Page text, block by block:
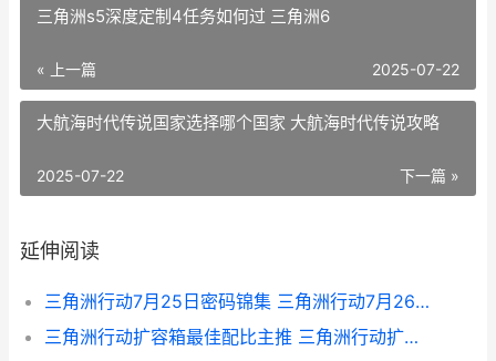
三角洲s5深度定制4任务如何过 三角洲6
« 上一篇 2025-07-22
大航海时代传说国家选择哪个国家 大航海时代传说攻略
下一篇 »
2025-07-22
延伸阅读
三角洲行动7月25日密码锦集 三角洲行动7月26日官方通知
三角洲行动扩容箱最佳配比主推 三角洲行动扩容箱